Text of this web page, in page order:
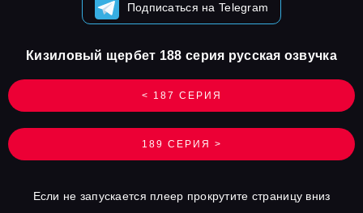
Подписаться на Telegram
< 187 СЕРИЯ
Кизиловый щербет 188 серия русская озвучка
189 СЕРИЯ >
Если не запускается плеер прокрутите страницу вниз